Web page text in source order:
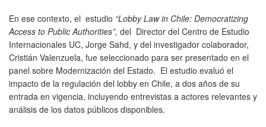
En ese contexto, el estudio “Lobby Law in Chile: Democratizing
Access to Public Authorities”, del Director del Centro de Estudio
Internacionales UC, Jorge Sahd, y del investigador colaborador,
Cristián Valenzuela, fue seleccionado para ser presentado en el
panel sobre Modernización del Estado. El estudio evaluó el
impacto de la regulación del lobby en Chile, a dos años de su
entrada en vigencia, incluyendo entrevistas a actores relevantes y
análisis de los datos públicos disponibles.